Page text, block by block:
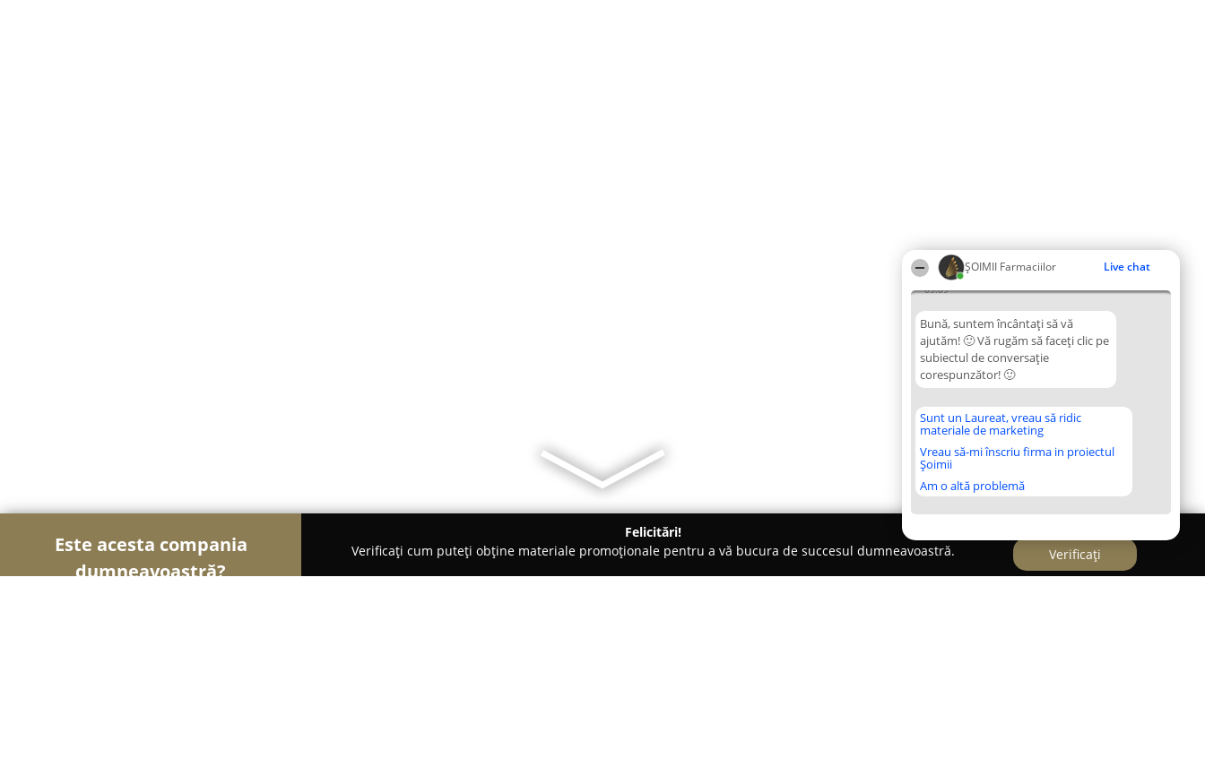
ŞOIMII Farmaciilor Live chat
09:09
Bună, suntem încântați să vă
ajutăm! 🙂 Vă rugăm să faceți clic pe
subiectul de conversație
corespunzător! 🙂
Sunt un Laureat, vreau să ridic
materiale de marketing
Vreau să-mi înscriu firma in proiectul
Șoimii
Am o altă problemă
Este acesta compania
dumneavoastră?
Felicitări!
Verificați cum puteți obține materiale promoționale pentru a vă bucura de succesul dumneavoastră.
Verificați